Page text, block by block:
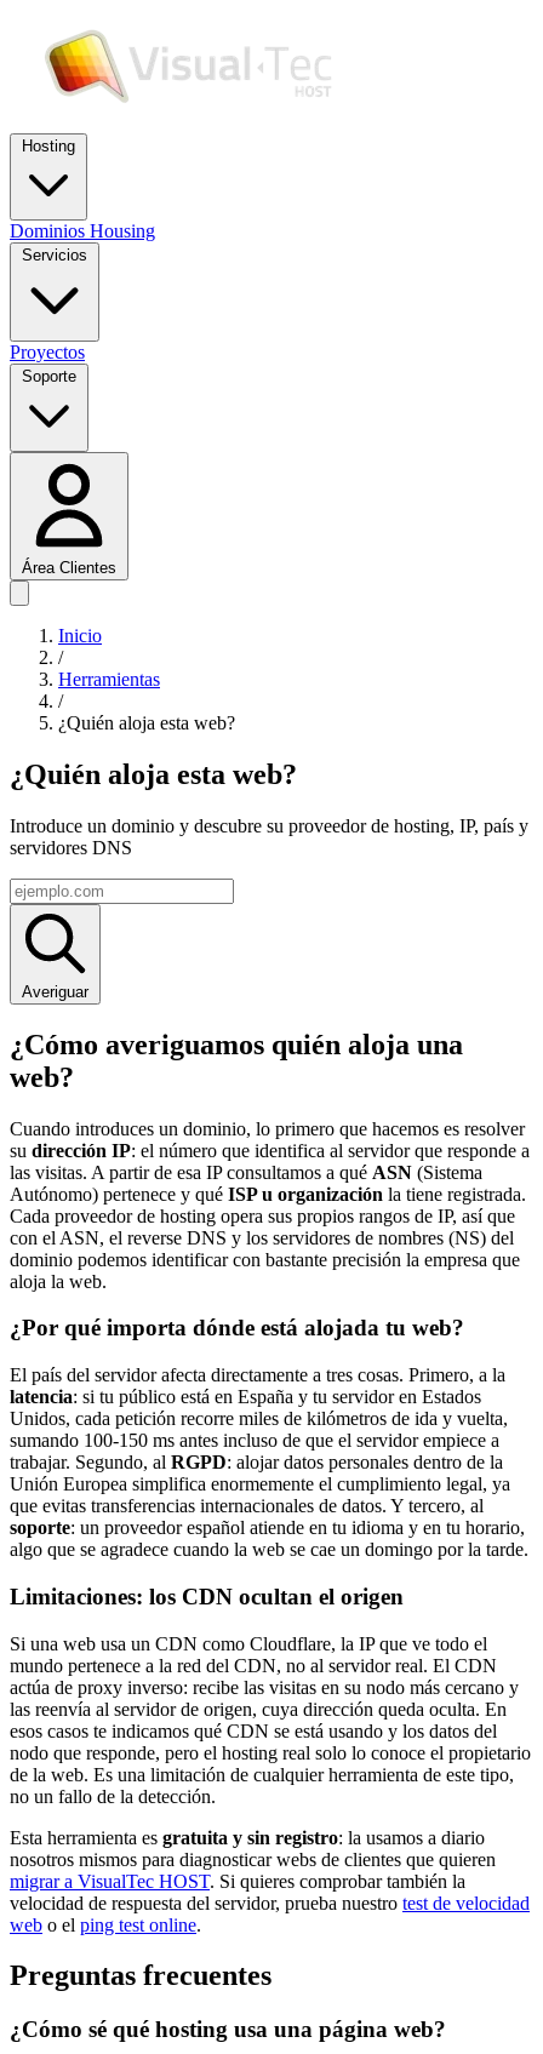
Hosting
Dominios Housing
Servicios
Proyectos
Soporte
Área Clientes
Inicio
/
Herramientas
/
¿Quién aloja esta web?
¿Quién aloja esta web?
Introduce un dominio y descubre su proveedor de hosting, IP, país y
servidores DNS
Averiguar
¿Cómo averiguamos quién aloja una
web?
Cuando introduces un dominio, lo primero que hacemos es resolver
su dirección IP: el número que identifica al servidor que responde a
las visitas. A partir de esa IP consultamos a qué ASN (Sistema
Autónomo) pertenece y qué ISP u organización la tiene registrada.
Cada proveedor de hosting opera sus propios rangos de IP, así que
con el ASN, el reverse DNS y los servidores de nombres (NS) del
dominio podemos identificar con bastante precisión la empresa que
aloja la web.
¿Por qué importa dónde está alojada tu web?
El país del servidor afecta directamente a tres cosas. Primero, a la
latencia: si tu público está en España y tu servidor en Estados
Unidos, cada petición recorre miles de kilómetros de ida y vuelta,
sumando 100-150 ms antes incluso de que el servidor empiece a
trabajar. Segundo, al RGPD: alojar datos personales dentro de la
Unión Europea simplifica enormemente el cumplimiento legal, ya
que evitas transferencias internacionales de datos. Y tercero, al
soporte: un proveedor español atiende en tu idioma y en tu horario,
algo que se agradece cuando la web se cae un domingo por la tarde.
Limitaciones: los CDN ocultan el origen
Si una web usa un CDN como Cloudflare, la IP que ve todo el
mundo pertenece a la red del CDN, no al servidor real. El CDN
actúa de proxy inverso: recibe las visitas en su nodo más cercano y
las reenvía al servidor de origen, cuya dirección queda oculta. En
esos casos te indicamos qué CDN se está usando y los datos del
nodo que responde, pero el hosting real solo lo conoce el propietario
de la web. Es una limitación de cualquier herramienta de este tipo,
no un fallo de la detección.
Esta herramienta es gratuita y sin registro: la usamos a diario
nosotros mismos para diagnosticar webs de clientes que quieren
migrar a VisualTec HOST. Si quieres comprobar también la
velocidad de respuesta del servidor, prueba nuestro test de velocidad
web o el ping test online.
Preguntas frecuentes
¿Cómo sé qué hosting usa una página web?